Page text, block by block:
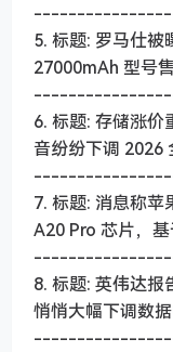
5. 标题: 罗马仕被
27000mAh 型号
6. 标题: 存储涨
音纷纷下调 2026
7. 标题: 消息称
A20 Pro 芯片，
8. 标题: 英伟达报
悄悄大幅下调数